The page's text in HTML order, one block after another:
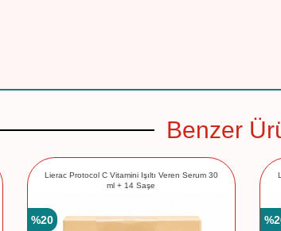
Benzer
Lierac Protocol C Vitamini Işıltı Veren Serum 30
ml + 14 Saşe
%20 %